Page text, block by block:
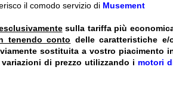
il comodo servizio di Musement
sulla tariffa più
tenendo conto delle caratteristiche e/
sostituita a vostro piacimento
di prezzo utilizzando i motori